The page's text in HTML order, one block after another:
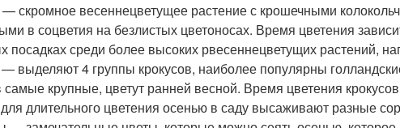
скромное весеннецветущее растение с крошечными
в соцветия на безлистых цветоносах. Время цветения
посадках среди более высоких рвесеннецветущих растений,
выделяют 4 группы крокусов, наиболее популярны
самые крупные, цветут ранней весной. Время цветения крокусов
длительного цветения осенью в саду высаживают разные